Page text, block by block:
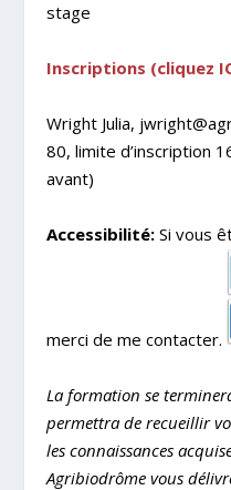
stage
Inscriptions (cliquez
Wright Julia,
80, limite d’inscription
avant)
Accessibilité: Si vous
merci de me contacter.
La formation se
permettra de recueillir
les connaissances
Agribiodrôme vous